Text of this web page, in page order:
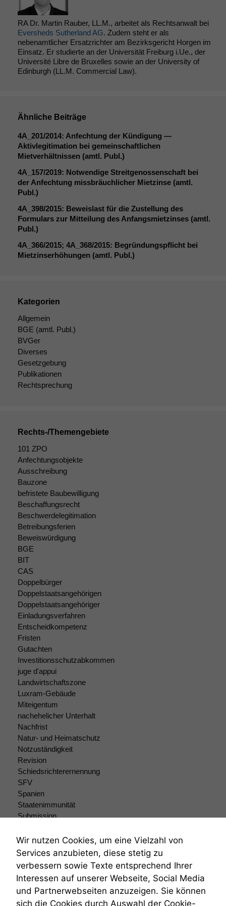
RA Dr. Martin Rauber, LL.M., arbeitet als Rechtsanwalt bei
Eversheds Sutherland AG. Zudem steht er als
nebenamtlicher Ersatzrichter am Bezirksgericht Horgen im
Einsatz. Er studierte an der Universität Freiburg i.Ue., der
Université Libre de Bruxelles sowie an der University of
Edinburgh (LL.M. Commercial Law).
Ähnliche Beiträge
4A_201/2014: Anfechtung der Kündigung —
Aktivlegitimation bei gemeinschaftlichen
Mietverhältnissen (amtl. Publ.)
4A_157/2019: Notwendige Streitgenossenschaft bei
der Anfechtung missbräuchlicher Mietzinse (amtl.
Publ.)
4A_398/2015: Beweislast für die Zustellung des
Formulars zur Mitteilung des Anfangsmietzinses (amtl.
Publ.)
4A_366/2015; 4A_368/2015: Begründungspflicht bei
Mietzinserhöhungen (amtl. Publ.)
Kategorien
Allgemein
BGE (amtl. Publ.)
BVGer
Diverses
Gesetzgebung
Publikationen
Rechtsprechung
Rechts-/Themengebiete
101 ZPO
Anfechtungsobjekte
Ausschreibung
Bauzone
befristete Baubewilligung
Beschaffungsrecht
Beschwerdelegitimation
Betreibungsferien
Beweiswürdigung
BGE
BIT
CAS
Doppelbürger
Doppelstaatsangehörigen
Doppelstaatsangehöriger
Einladungsverfahren
Entscheidkompetenz
Fristen
Gutachten
Investitionsschutzabkommen
juge d'appui
Landwirtschaftszone
Luxram-Gebäude
Miteigentum
nachehelicher Unterhalt
Nachfrist
Natur- und Heimatschutz
Notzuständigkeit
Revision
Schiedsrichterernennung
SFV
Spanien
Staatenimmunität
Submission
Teilungsklage
Venezuela
VRK
Wiederherstellungsanordnung
Zivilprozessordnung
ZPO
Wir nutzen Cookies, um eine Vielzahl von
Services anzubieten, diese stetig zu
verbessern sowie Texte entsprechend Ihrer
Interessen auf unserer Webseite, Social Media
und Partnerwebseiten anzuzeigen. Sie können
sich die Cookies durch Auswahl der Cookie-
Marketing
Wir speichern
anonyme Daten ab,
um interne
zu verbessern.